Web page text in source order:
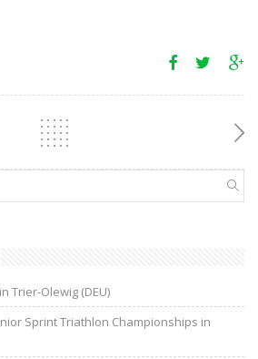
Trier-Olewig (DEU)
Sprint Triathlon Championships in